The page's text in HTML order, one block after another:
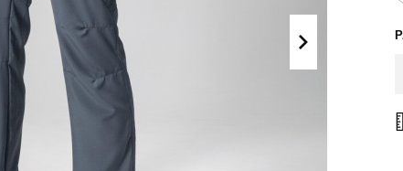
Літні комплекти
Комбінезони
Спортивні
костюми
Кежуал